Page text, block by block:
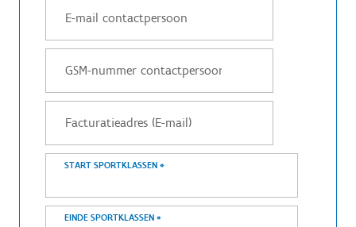
START SPORTKLASSEN *
EINDE SPORTKLASSEN *